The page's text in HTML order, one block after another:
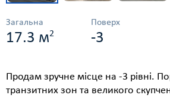
Загальна
17.3 м2
Поверх
-3
Продам зручне місце на -3 рівні.
транзитних зон та великого